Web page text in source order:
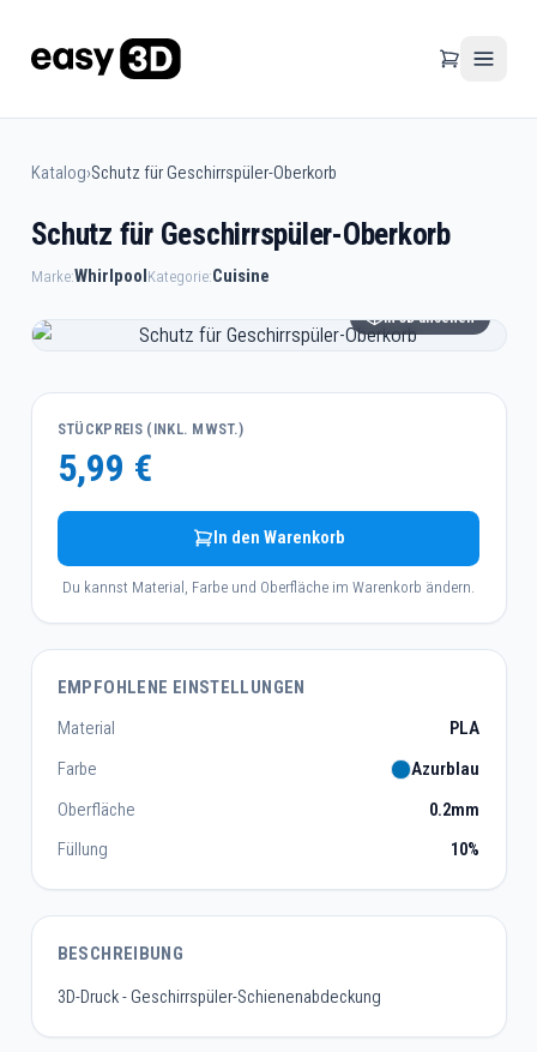
Katalog›Schutz für Geschirrspüler-Oberkorb
Schutz für Geschirrspüler-Oberkorb
Marke:WhirlpoolKategorie:Cuisine
In 3D ansehen
STÜCKPREIS (INKL. MWST.)
5,99 €
In den Warenkorb
Du kannst Material, Farbe und Oberfläche im Warenkorb ändern.
EMPFOHLENE EINSTELLUNGEN
Material
PLA
Farbe
Azurblau
Oberfläche
0.2mm
Füllung
10%
BESCHREIBUNG
3D-Druck - Geschirrspüler-Schienenabdeckung